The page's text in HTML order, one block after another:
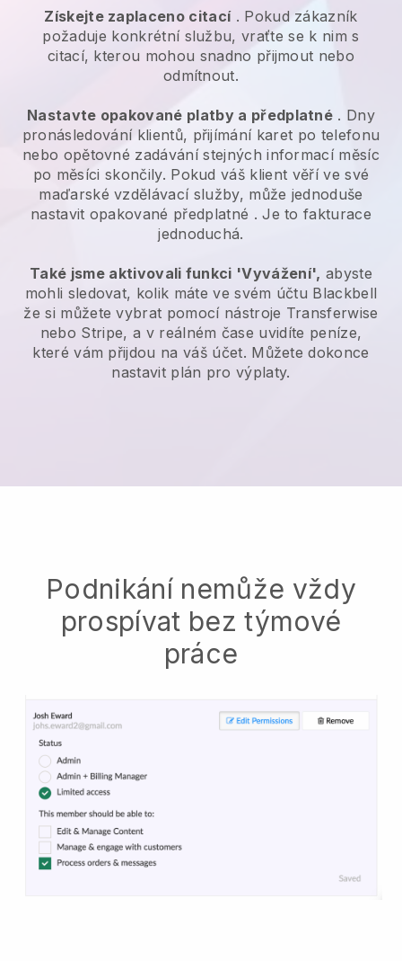
Získejte zaplaceno citací. Pokud zákazník
požaduje konkrétní službu, vraťte se k nim s
citací, kterou mohou snadno přijmout nebo
odmítnout.
Nastavte opakované platby a předplatné . Dny
pronásledování klientů, přijímání karet po telefonu
nebo opětovné zadávání stejných informací měsíc
po měsíci skončily. Pokud váš klient věří ve své
maďarské vzdělávací služby, může jednoduše
nastavit opakované předplatné . Je to fakturace
jednoduchá.
Také jsme aktivovali funkci 'Vyvážení', abyste
mohli sledovat, kolik máte ve svém účtu Blackbell
že si můžete vybrat pomocí nástroje Transferwise
nebo Stripe, a v reálném čase uvidíte peníze,
které vám přijdou na váš účet. Můžete dokonce
nastavit plán pro výplaty.
Podnikání nemůže vždy
prospívat bez týmové
práce